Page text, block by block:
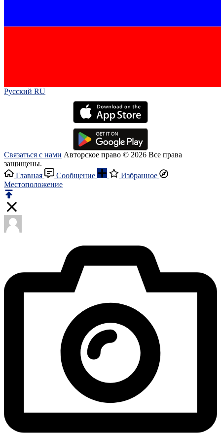
Русский RU‎
Связаться с нами Авторское право © 2026 Все права
защищены.
Главная
Сообщение
Избранное
Местоположение